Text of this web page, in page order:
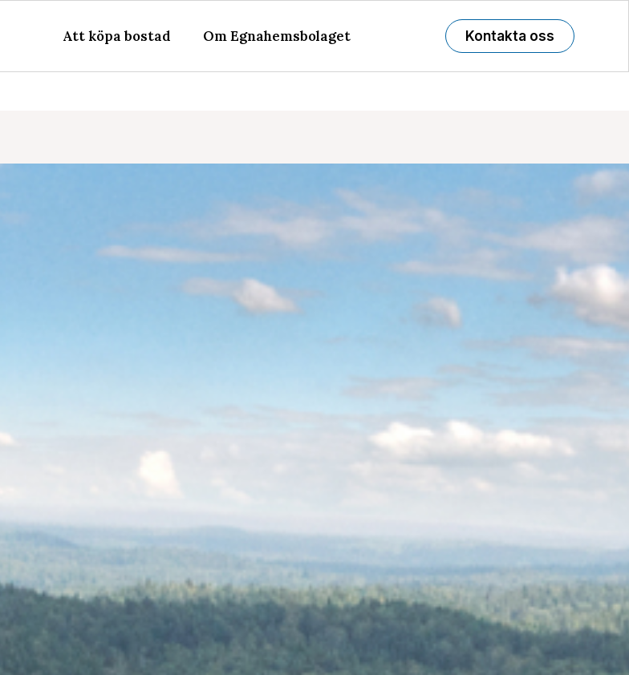
Att köpa bostad Om Egnahemsbolaget Kontakta oss